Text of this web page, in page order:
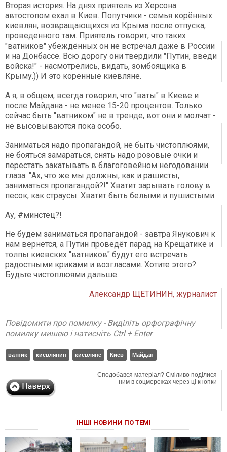
Вторая история. На днях приятель из Херсона
автостопом ехал в Киев. Попутчики - семья корённых
киевлян, возвращающихся из Крыма после отпуска,
проведенного там. Приятель говорит, что таких
"ватников" убеждённых он не встречал даже в России
и на Донбассе. Всю дорогу они твердили "Путин, введи
войска!" - насмотрелись, видать, зомбоящика в
Крыму.)) И это коренные киевляне.
А я, в общем, всегда говорил, что "ваты" в Киеве и
после Майдана - не менее 15-20 процентов. Только
сейчас быть "ватником" не в тренде, вот они и молчат -
не высовываются пока особо.
Заниматься надо пропагандой, не быть чистоплюями,
не бояться замараться, снять надо розовые очки и
перестать закатывать в благоговейном негодовании
глаза: "Ах, что же мы должны, как и рашисты,
заниматься пропагандой?!" Хватит зарывать голову в
песок, как страусы. Хватит быть белыми и пушистыми.
Ау, ‪#‎минстец‬?!
Не будем заниматься пропагандой - завтра Янукович к
нам вернётся, а Путин проведёт парад на Крещатике и
толпы киевских "ватников" будут его встречать
радостными криками и возгласами. Хотите этого?
Будьте чистоплюями дальше.
Александр ЩЕТИНИН, журналист
Повідомити про помилку - Виділіть орфографічну
помилку мишею і натисніть Ctrl + Enter
ватник киевлянин киевляне Киев Майдан
Сподобався матеріал? Сміливо поділися
ним в соцмережах через ці кнопки
ІНШІ НОВИНИ ПО ТЕМІ